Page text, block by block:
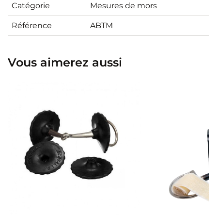
Catégorie Mesures de mors
Référence ABTM
Vous aimerez aussi